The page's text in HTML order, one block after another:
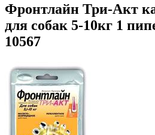
Фронтлайн Три-Акт
для собак 5-10кг 1
10567